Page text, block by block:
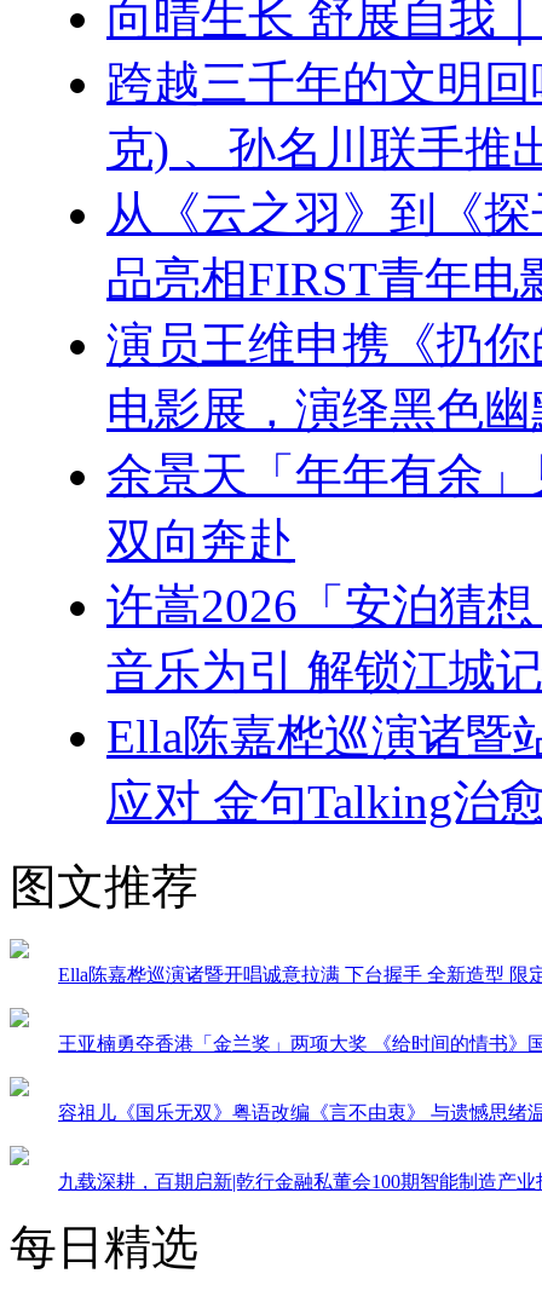
向晴生长 舒展自我
跨越三千年的文明
克) 、孙名川联手推
从《云之羽》到《
品亮相FIRST青年电
演员王维申携《扔
电影展，演绎黑色
余景天「年年有余
双向奔赴
许嵩2026「安泊猜
音乐为引 解锁江城
Ella陈嘉桦巡演诸暨
应对 金句Talking治
图文推荐
Ella陈嘉桦巡演诸暨开唱诚意拉满 下台握手 全新造型 限
王亚楠勇夺香港「金兰奖」两项大奖 《给时间的情书》
容祖儿《国乐无双》粤语改编《言不由衷》 与遗憾思绪
九载深耕，百期启新|乾行金融私董会100期智能制造产
每日精选